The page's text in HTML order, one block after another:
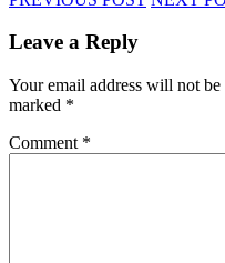
Leave a Reply
Your email address will not be
marked *
Comment *